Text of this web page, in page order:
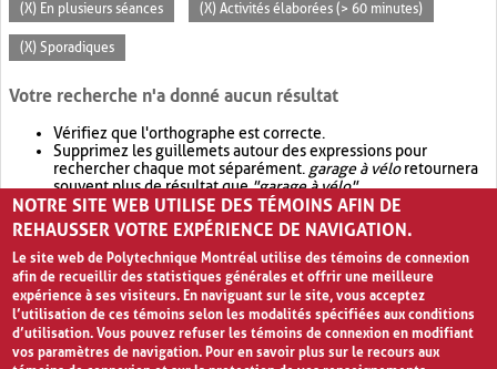
(X) En plusieurs séances (X) Activités élaborées (> 60 minutes)
(X) Sporadiques
Votre recherche n'a donné aucun résultat
Vérifiez que l'orthographe est correcte.
Supprimez les guillemets autour des expressions pour
rechercher chaque mot séparément. garage à véloretournera
souvent plus de résultat que"garage à vélo".
Envisagez d'élargir votre recherche avec OR.garage OR vélo
retournera souvent plus de résultat quegarage à vélo
NOTRE SITE WEB UTILISE DES TÉMOINS AFIN DE
REHAUSSER VOTRE EXPÉRIENCE DE NAVIGATION.
Le site web de Polytechnique Montréal utilise des témoins de connexion
afin de recueillir des statistiques générales et offrir une meilleure
expérience à ses visiteurs. En naviguant sur le site, vous acceptez
l’utilisation de ces témoins selon les modalités spécifiées aux conditions
d’utilisation. Vous pouvez refuser les témoins de connexion en modifiant
vos paramètres de navigation. Pour en savoir plus sur le recours aux